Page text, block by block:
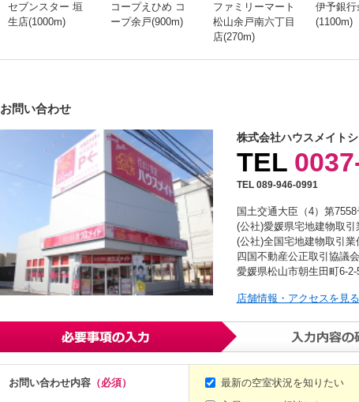
セブンスター 垣
生店(1000m)
コープえひめ コ
ープ余戸(900m)
ファミリーマート
松山余戸南六丁目
店(270m)
伊予銀
(1100m)
お問い合わせ
株式会社ハウスメイト
TEL
TEL 089-946-0991
国土交通大臣（4）第7558
(公社)愛媛県宅地建物取引
(公社)全国宅地建物取引業
四国不動産公正取引協議会
愛媛県松山市朝生田町6-2-
店舗情報・アクセスを見る
お問い合わせ内容（必須） 最新の空室状況を知りたい